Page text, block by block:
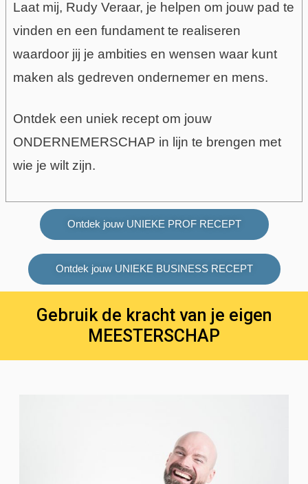
Laat mij, Rudy Veraar, je helpen om jouw pad te
vinden en een fundament te realiseren
waardoor jij je ambities en wensen waar kunt
maken als gedreven ondernemer en mens.
Ontdek een uniek recept om jouw
ONDERNEMERSCHAP in lijn te brengen met
wie je wilt zijn.
Ontdek jouw UNIEKE PROF RECEPT
Ontdek jouw UNIEKE BUSINESS RECEPT
Gebruik de kracht van je eigen
MEESTERSCHAP